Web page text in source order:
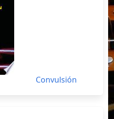
Convulsión